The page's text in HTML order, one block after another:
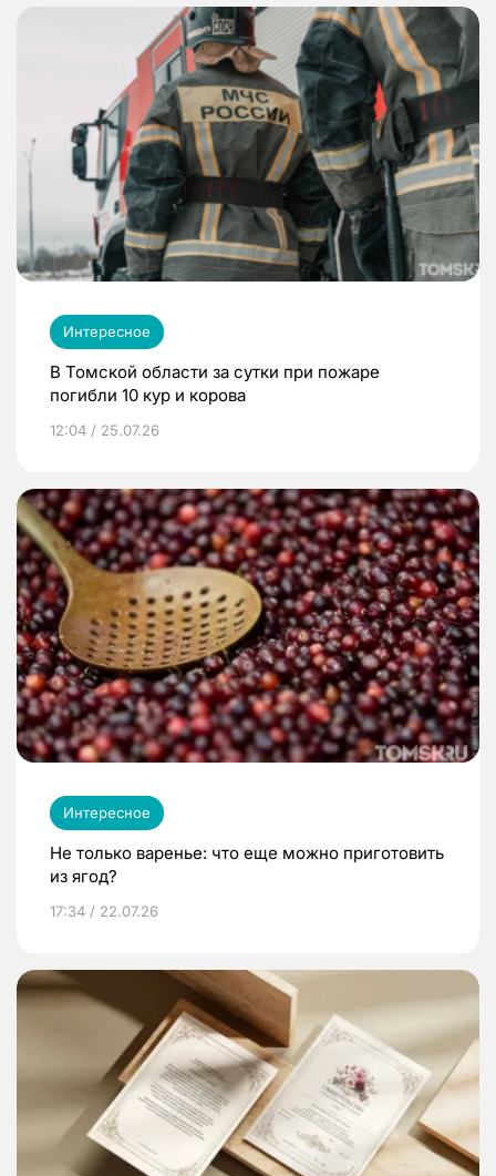
Интересное
В Томской области за сутки при пожаре
погибли 10 кур и корова
12:04 / 25.07.26
Интересное
Не только варенье: что еще можно приготовить
из ягод?
17:34 / 22.07.26